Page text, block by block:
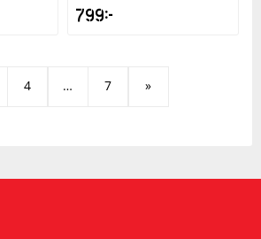
799kr
4 … 7 »